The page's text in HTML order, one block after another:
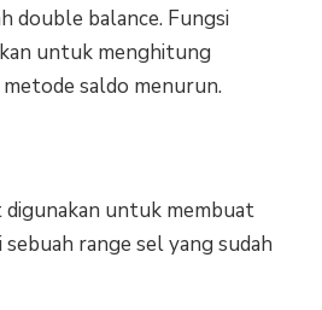
double balance. Fungsi
untuk menghitung
saldo menurun.
untuk membuat
range sel yang sudah